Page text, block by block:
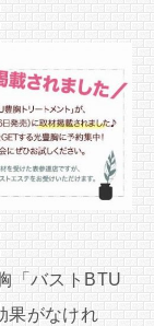
「バストBTU
果がなけれ